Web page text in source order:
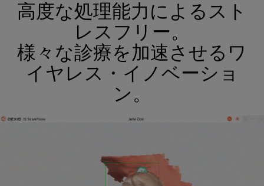
高度な処理能力によるスト
レスフリー。
様々な診療を加速させるワ
イヤレス・イノベーショ
ン。